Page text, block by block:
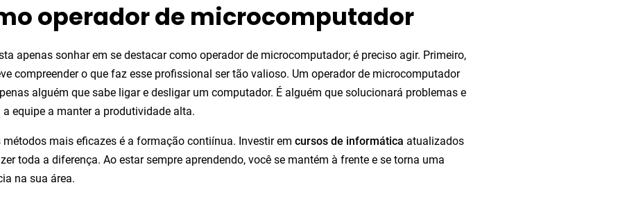
operador de microcomputador
apenas sonhar em se destacar como operador de microcomputador; é preciso agir. Primeiro,
compreender o que faz esse profissional ser tão valioso. Um operador de microcomputador
alguém que sabe ligar e desligar um computador. É alguém que solucionará problemas e
a equipe a manter a produtividade alta.
métodos mais eficazes é a formação contiínua. Investir em cursos de informática atualizados
toda a diferença. Ao estar sempre aprendendo, você se mantém à frente e se torna uma
na sua área.